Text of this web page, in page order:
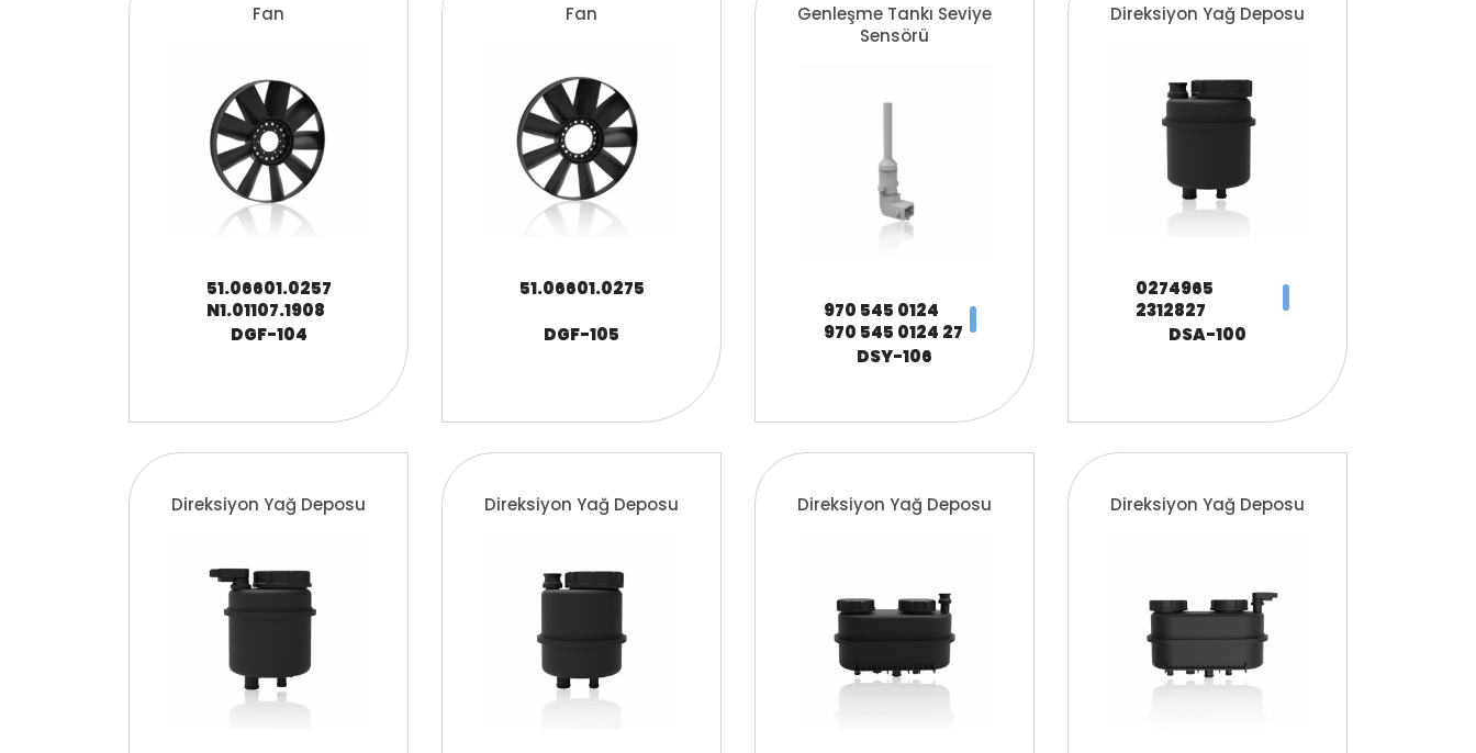
960 501 4103
A960 501 8003
Fan
51.06601.0257
N1.01107.1908
DGF-104
Fan
51.06601.0275
DGF-105
Genleşme Tankı Seviye
Sensörü
970 545 0124
970 545 0124 27
A970 545 0124
DSY-106
Direksiyon Yağ Deposu
0274965
2312827
274965
3600254000
9380 5623
000 466 3802
000 466 4502
000 466 5502
000 466 6202
A000 466 3802
DSA-100
Direksiyon Yağ Deposu Direksiyon Yağ Deposu Direksiyon Yağ Deposu Direksiyon Yağ Deposu